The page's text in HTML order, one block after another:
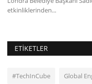
etkinliklerinden...
ETIKETLER
#TechInCube Global